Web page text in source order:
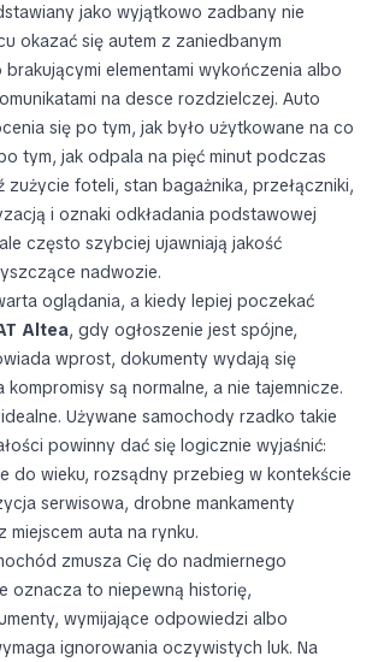
jako wyjątkowo zadbany nie
okazać się autem z zaniedbanym
elementami wykończenia albo
na desce rozdzielczej. Auto
się po tym, jak było użytkowane na co
tym, jak odpala na pięć minut podczas
zużycie foteli, stan bagażnika, przełączniki,
i oznaki odkładania podstawowej
często szybciej ujawniają jakość
nadwozie.
oglądania, a kiedy lepiej poczekać
Altea, gdy ogłoszenie jest spójne,
wprost, dokumenty wydają się
są normalne, a nie tajemnicze.
Używane samochody rzadko takie
powinny dać się logicznie wyjaśnić:
do wieku, rozsądny przebieg w kontekście
serwisowa, drobne mankamenty
miejscem auta na rynku.
zmusza Cię do nadmiernego
oznacza to niepewną historię,
wymijające odpowiedzi albo
ignorowania oczywistych luk. Na